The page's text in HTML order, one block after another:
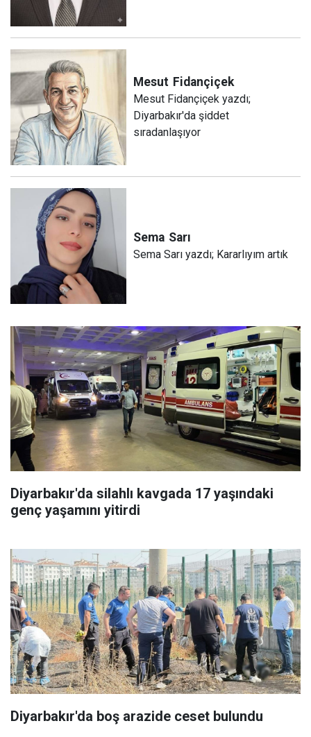
Mesut Fidançiçek
Mesut Fidançiçek yazdı;
Diyarbakır'da şiddet
sıradanlaşıyor
Sema Sarı
Sema Sarı yazdı; Kararlıyım artık
Diyarbakır'da silahlı kavgada 17 yaşındaki
genç yaşamını yitirdi
Diyarbakır'da boş arazide ceset bulundu